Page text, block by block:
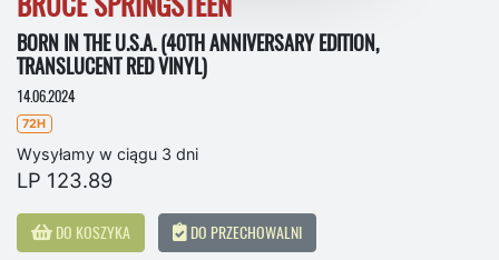
BORN IN THE U.S.A. (40TH ANNIVERSARY EDITION,
TRANSLUCENT RED VINYL)
14.06.2024
72H
Wysyłamy w ciągu 3 dni
LP 123.89
DO KOSZYKA DO PRZECHOWALNI